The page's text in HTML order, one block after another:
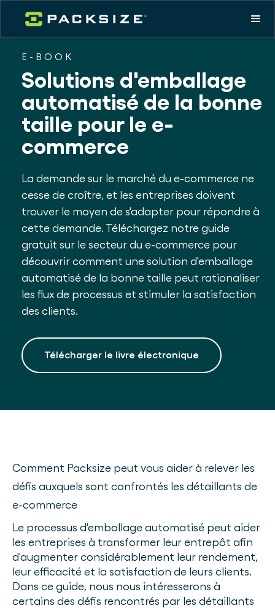
E-BOOK
Solutions d'emballage
automatisé de la bonne
taille pour le e-
commerce
La demande sur le marché du e-commerce ne
cesse de croître, et les entreprises doivent
trouver le moyen de s'adapter pour répondre à
cette demande. Téléchargez notre guide
gratuit sur le secteur du e-commerce pour
découvrir comment une solution d'emballage
automatisé de la bonne taille peut rationaliser
les flux de processus et stimuler la satisfaction
des clients.
Télécharger le livre électronique
Comment Packsize peut vous aider à relever les
défis auxquels sont confrontés les détaillants de
e-commerce
Le processus d'emballage automatisé peut aider
les entreprises à transformer leur entrepôt afin
d'augmenter considérablement leur rendement,
leur efficacité et la satisfaction de leurs clients.
Dans ce guide, nous nous intéresserons à
certains des défis rencontrés par les détaillants